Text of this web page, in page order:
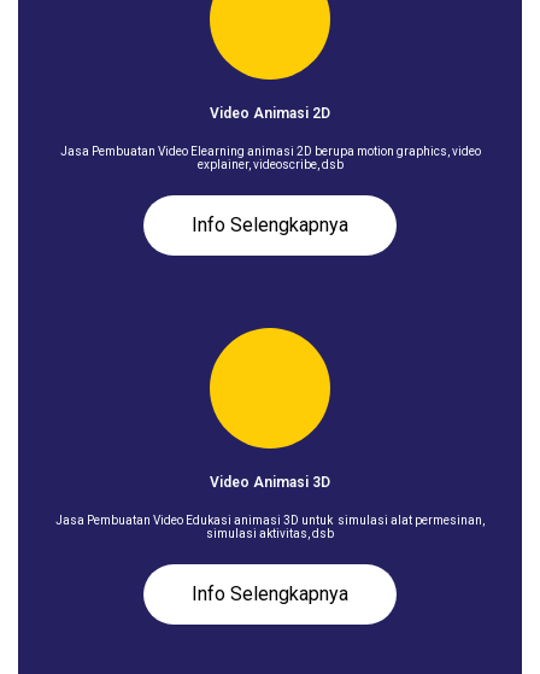
Video Animasi 2D
Jasa Pembuatan Video Elearning animasi 2D berupa motion graphics, video
explainer, videoscribe, dsb
Info Selengkapnya
Video Animasi 3D
Jasa Pembuatan Video Edukasi animasi 3D untuk simulasi alat permesinan,
simulasi aktivitas, dsb
Info Selengkapnya